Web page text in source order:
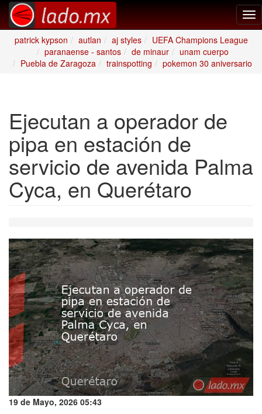
patrick kypson
autlan aj styles
UEFA Champions League
paranaense - santos
de minaur
unam cuerpo
Puebla de Zaragoza
trainspotting pokemon 30 aniversario
Ejecutan a operador de
pipa en estación de
servicio de avenida Palma
Cyca, en Querétaro
19 de Mayo, 2026 05:43